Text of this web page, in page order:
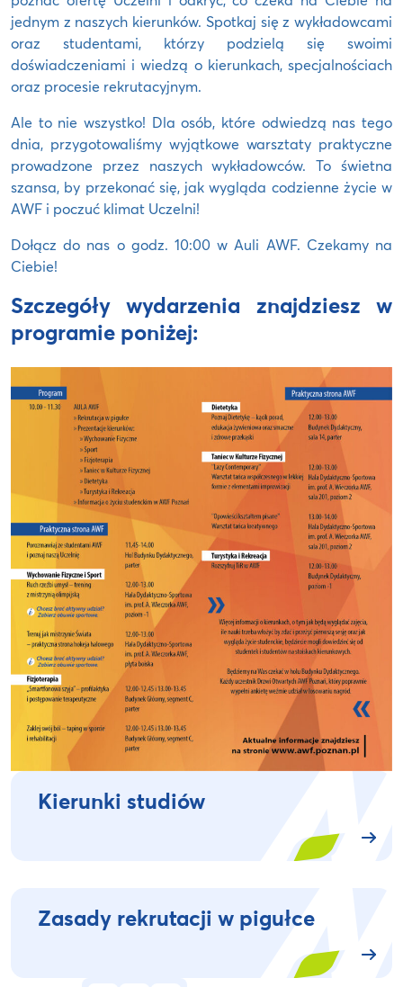
jednym z naszych kierunków. Spotkaj się z wykładowcami
oraz studentami, którzy podzielą się swoimi
doświadczeniami i wiedzą o kierunkach, specjalnościach
oraz procesie rekrutacyjnym.
Ale to nie wszystko! Dla osób, które odwiedzą nas tego
dnia, przygotowaliśmy wyjątkowe warsztaty praktyczne
prowadzone przez naszych wykładowców. To świetna
szansa, by przekonać się, jak wygląda codzienne życie w
AWF i poczuć klimat Uczelni!
Dołącz do nas o godz. 10:00 w Auli AWF. Czekamy na
Ciebie!
Szczegóły wydarzenia znajdziesz w
programie poniżej:
Kierunki studiów
Zasady rekrutacji w pigułce